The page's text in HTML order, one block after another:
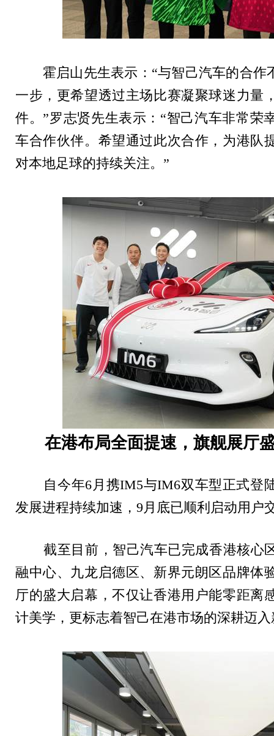
霍启山先生表示：“与智己汽车的合作
一步，更希望透过主场比赛凝聚球迷力量
件。”罗志贤先生表示：“智己汽车非常荣
车合作伙伴。希望通过此次合作，为港队
对本地足球的持续关注。”
在港布局全面提速，旗舰展厅
自今年6月携IM5与IM6双车型正式登
发展进程持续加速， 9月底已顺利启动用户
截至目前，智己汽车已完成香港核心
融中心、九龙启德区、新界元朗区品牌体
厅的盛大启幕，不仅让香港用户能零距离
计美学，更标志着智己在港市场的深耕迈